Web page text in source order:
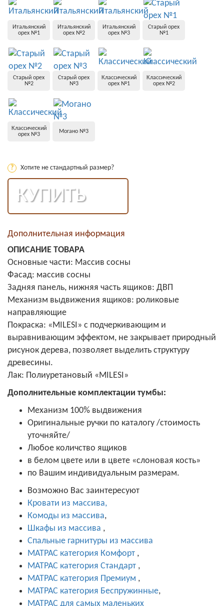
Итальянский
орех №1
Итальянский
орех №2
Итальянский
орех №3
Старый орех
№1
Старый орех
№2
Старый орех
№3
Классический
орех №1
Классический
орех №2
Классический
орех №3
Могано №3
? Хотите не стандартный размер?
КУПИТЬ
Дополнительная информация
ОПИСАНИЕ ТОВАРА
Основные части: Массив сосны
Фасад: массив сосны
Задняя панель, нижняя часть ящиков: ДВП
Механизм выдвижения ящиков: роликовые
направляющие
Покраска: «MILESI» с подчеркивающим и
выравнивающим эффектом, не закрывает природный
рисунок дерева, позволяет выделить структуру
древесины.
Лак: Полиуретановый «MILESI»
Дополнительные комплектации тумбы:
Механизм 100% выдвижения
Оригинальные ручки по каталогу /стоимость
уточняйте/
Любое количство ящиков
в белом цвете или в цвете «слоновая кость»
по Вашим индивидуальным размерам.
Возможно Вас заинтересуют
Кровати из массива,
Комоды из массива,
Шкафы из массива ,
Спальные гарнитуры из массива
МАТРАС категория Комфорт ,
МАТРАС категория Стандарт ,
МАТРАС категория Премиум ,
МАТРАС категория Беспружинные,
МАТРАС для самых маленьких